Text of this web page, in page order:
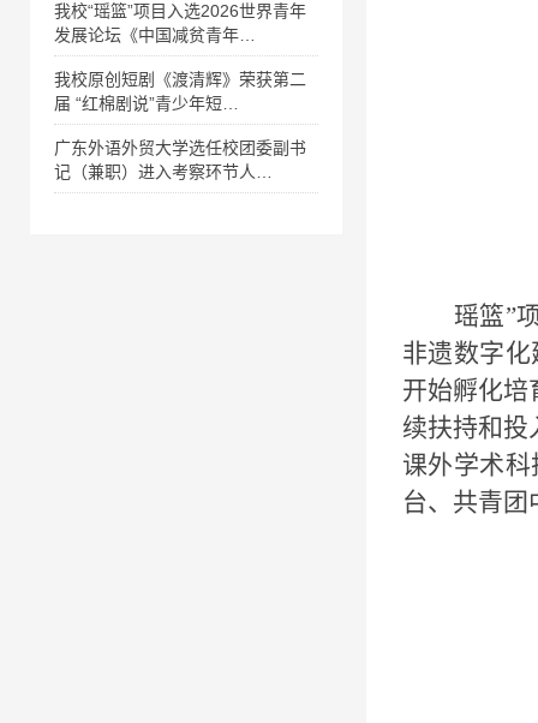
我校“瑶篮”项目入选2026世界青年
发展论坛《中国减贫青年…
我校原创短剧《渡清辉》荣获第二
届 “红棉剧说”青少年短…
广东外语外贸大学选任校团委副书
记（兼职）进入考察环节人…
瑶篮”
非遗数字
开始孵化培
续扶持和投
课外学术
台、共青